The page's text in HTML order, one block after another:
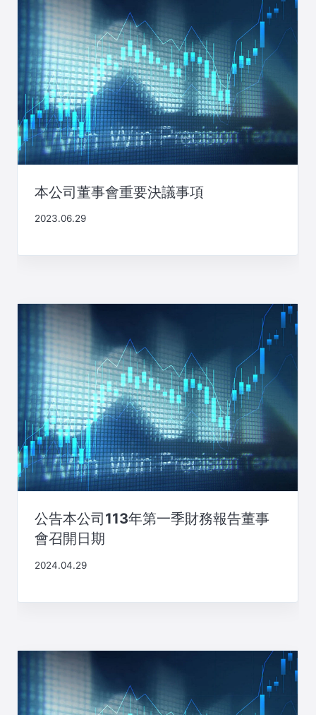
本公司董事會重要決議事項
2023.06.29
公告本公司113年第一季財務報告董事
會召開日期
2024.04.29